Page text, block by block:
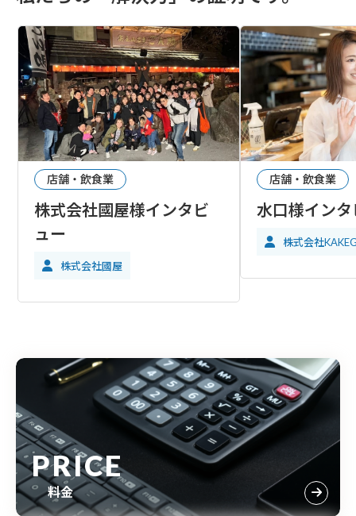
店舗・飲食業
株式会社國屋様インタビ
ュー
株式会社國屋
店舗・飲食業
水口様イン
株式会社
PRICE
料金